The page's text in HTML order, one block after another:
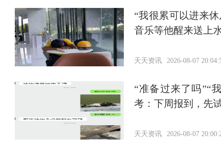
“我很累可以进来
音乐等他醒来送上
天天资讯 2026-08-07
“准备过来了吗”“
考：下周报到，先
天天资讯 2026-08-07